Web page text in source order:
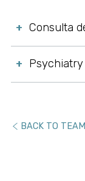
+ Consulta
+ Psychiatry
BACK TO TEAM